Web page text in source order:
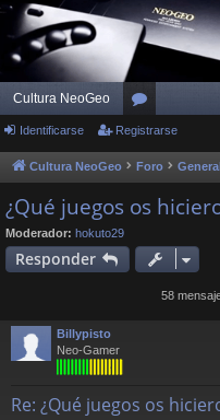
Cultura NeoGeo
or
os
Identificarse Registrarse
Cultura NeoGeo Foro
¿Qué juegos os
Moderador: hokuto29
Responder
58
Billypisto
Neo-Gamer
Re: ¿Qué juegos os